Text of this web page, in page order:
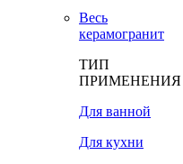
Весь
керамогранит
ТИП
ПРИМЕНЕНИЯ
Для ванной
Для кухни